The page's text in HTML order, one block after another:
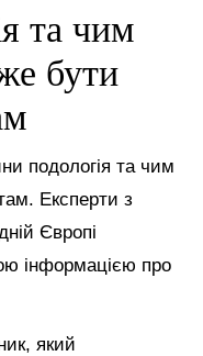
та чим
бути
подологія та чим
Експерти з
Європі
інформацією про
який